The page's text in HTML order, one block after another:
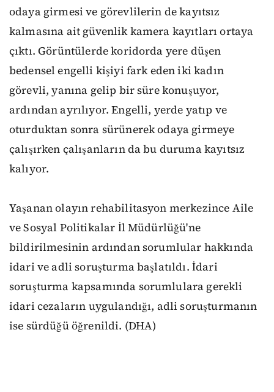
odaya girmesi ve görevlilerin de kayıtsız
kalmasına ait güvenlik kamera kayıtları ortaya
çıktı. Görüntülerde koridorda yere düşen
bedensel engelli kişiyi fark eden iki kadın
görevli, yanına gelip bir süre konuşuyor,
ardından ayrılıyor. Engelli, yerde yatıp ve
oturduktan sonra sürünerek odaya girmeye
çalışırken çalışanların da bu duruma kayıtsız
kalıyor.
Yaşanan olayın rehabilitasyon merkezince Aile
ve Sosyal Politikalar İl Müdürlüğü'ne
bildirilmesinin ardından sorumlular hakkında
idari ve adli soruşturma başlatıldı. İdari
soruşturma kapsamında sorumlulara gerekli
idari cezaların uygulandığı, adli soruşturmanın
ise sürdüğü öğrenildi. (DHA)